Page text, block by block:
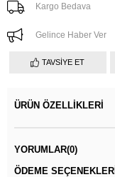
Kargo Bedava
Gelince Haber Ver
TAVSIYE ET
ÜRÜN ÖZELLIKLERI
YORUMLAR(0)
ÖDEME SEÇENEKLERI